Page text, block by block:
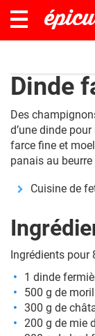
Dinde
Des
d’une dinde pour
farce fine et
panais au
Cuisine de
Ingrédients pour
1 dinde
500 g de
300 g de
200 g de mie